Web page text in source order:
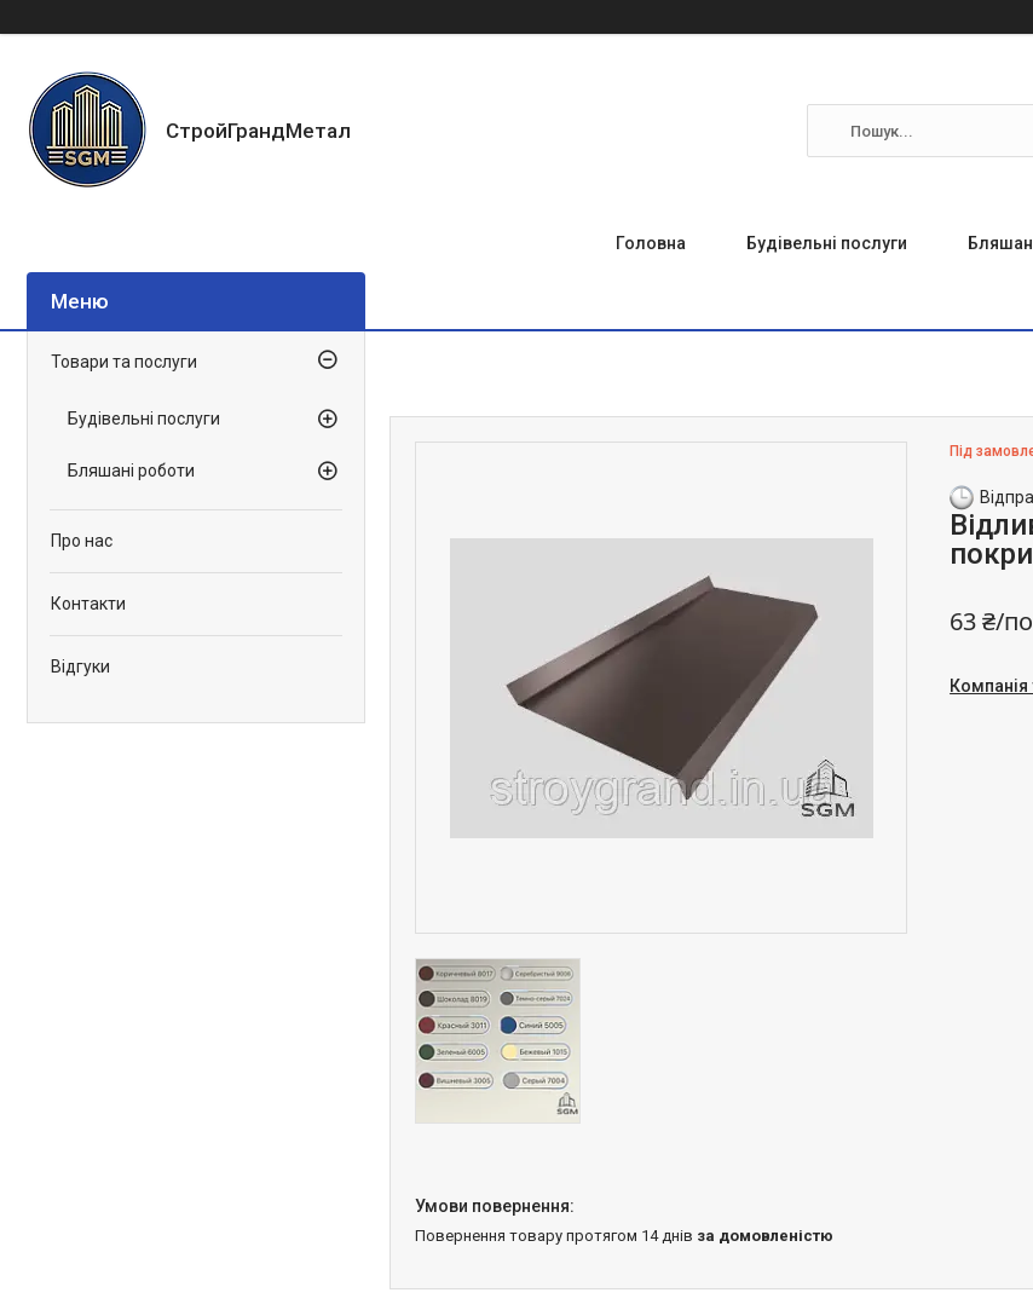
СтройГрандМетал
Головна Будівельні послуги
Під
63 ₴/
повернення товару протягом 14 днів за домовленістю
Товари та послуги
Будівельні послуги
Бляшані роботи
Про нас
Контакти
Відгуки